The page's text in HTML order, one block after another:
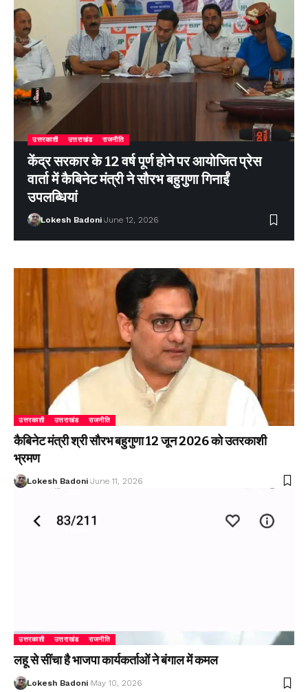
उत्तरकाशी उत्तराखंड राजनीति
केंद्र सरकार के 12 वर्ष पूर्ण होने पर आयोजित प्रेस
वार्ता में कैबिनेट मंत्री ने सौरभ बहुगुणा गिनाईं
उपलब्धियां
Lokesh Badoni June 12, 2026
उत्तरकाशी उत्तराखंड राजनीति
कैबिनेट मंत्री श्री सौरभ बहुगुणा 12 जून 2026 को उतरकाशी
भ्रमण
Lokesh Badoni June 11, 2026
उत्तरकाशी उत्तराखंड राजनीति
लहू से सींचा है भाजपा कार्यकर्ताओं ने बंगाल में कमल
Lokesh Badoni May 10, 2026